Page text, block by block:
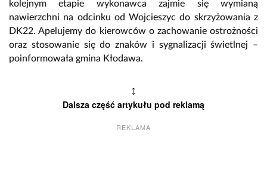
kolejnym etapie wykonawca zajmie się wymianą
nawierzchni na odcinku od Wojcieszyc do skrzyżowania z
DK22. Apelujemy do kierowców o zachowanie ostrożności
oraz stosowanie się do znaków i sygnalizacji świetlnej –
poinformowała gmina Kłodawa.
↕
Dalsza część artykułu pod reklamą
REKLAMA